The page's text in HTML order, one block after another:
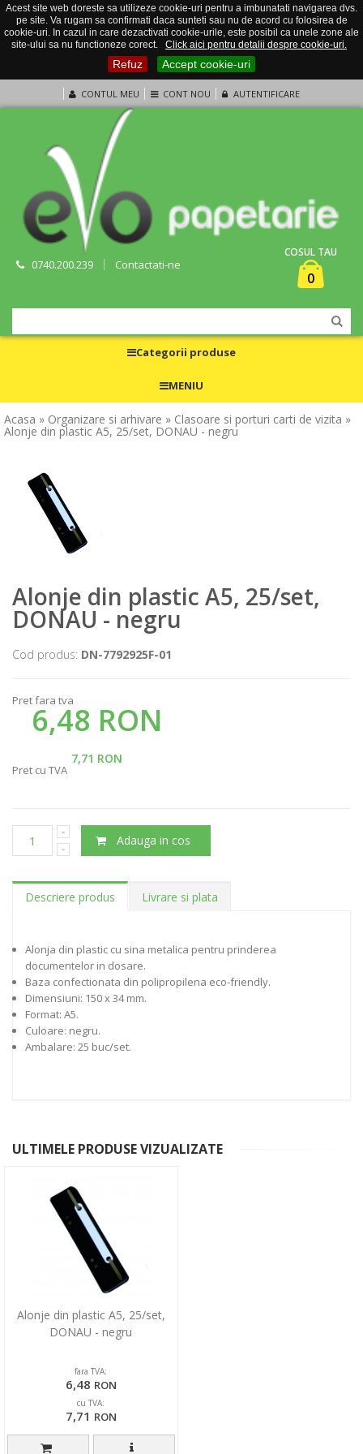
Acest site web doreste sa utilizeze cookie-uri pentru a imbunatati navigarea dvs.
pe site. Va rugam sa confirmati daca sunteti sau nu de acord cu folosirea de
cookie-uri. In cazul in care dezactivati cookie-urile, este posibil ca unele zone ale
site-ului sa nu functioneze corect.
Click aici pentru detalii despre cookie-uri.
Refuz Accept cookie-uri
CONTUL MEU CONT NOU AUTENTIFICARE
0740.200.239 Contactati-ne
COSUL TAU
0
Categorii produse
MENIU
Acasa » Organizare si arhivare » Clasoare si porturi carti de vizita »
Alonje din plastic A5, 25/set, DONAU - negru
Alonje din plastic A5, 25/set,
DONAU - negru
Cod produs: DN-7792925F-01
Pret fara tva
6,48 RON
7,71 RON
Pret cu TVA
Adauga in cos
Descriere produs Livrare si plata
Alonja din plastic cu sina metalica pentru prinderea
documentelor in dosare.
Baza confectionata din polipropilena eco-friendly.
Dimensiuni: 150 x 34 mm.
Format: A5.
Culoare: negru.
Ambalare: 25 buc/set.
ULTIMELE PRODUSE VIZUALIZATE
Alonje din plastic A5, 25/set,
DONAU - negru
fara TVA:
6,48 RON
cu TVA:
7,71 RON